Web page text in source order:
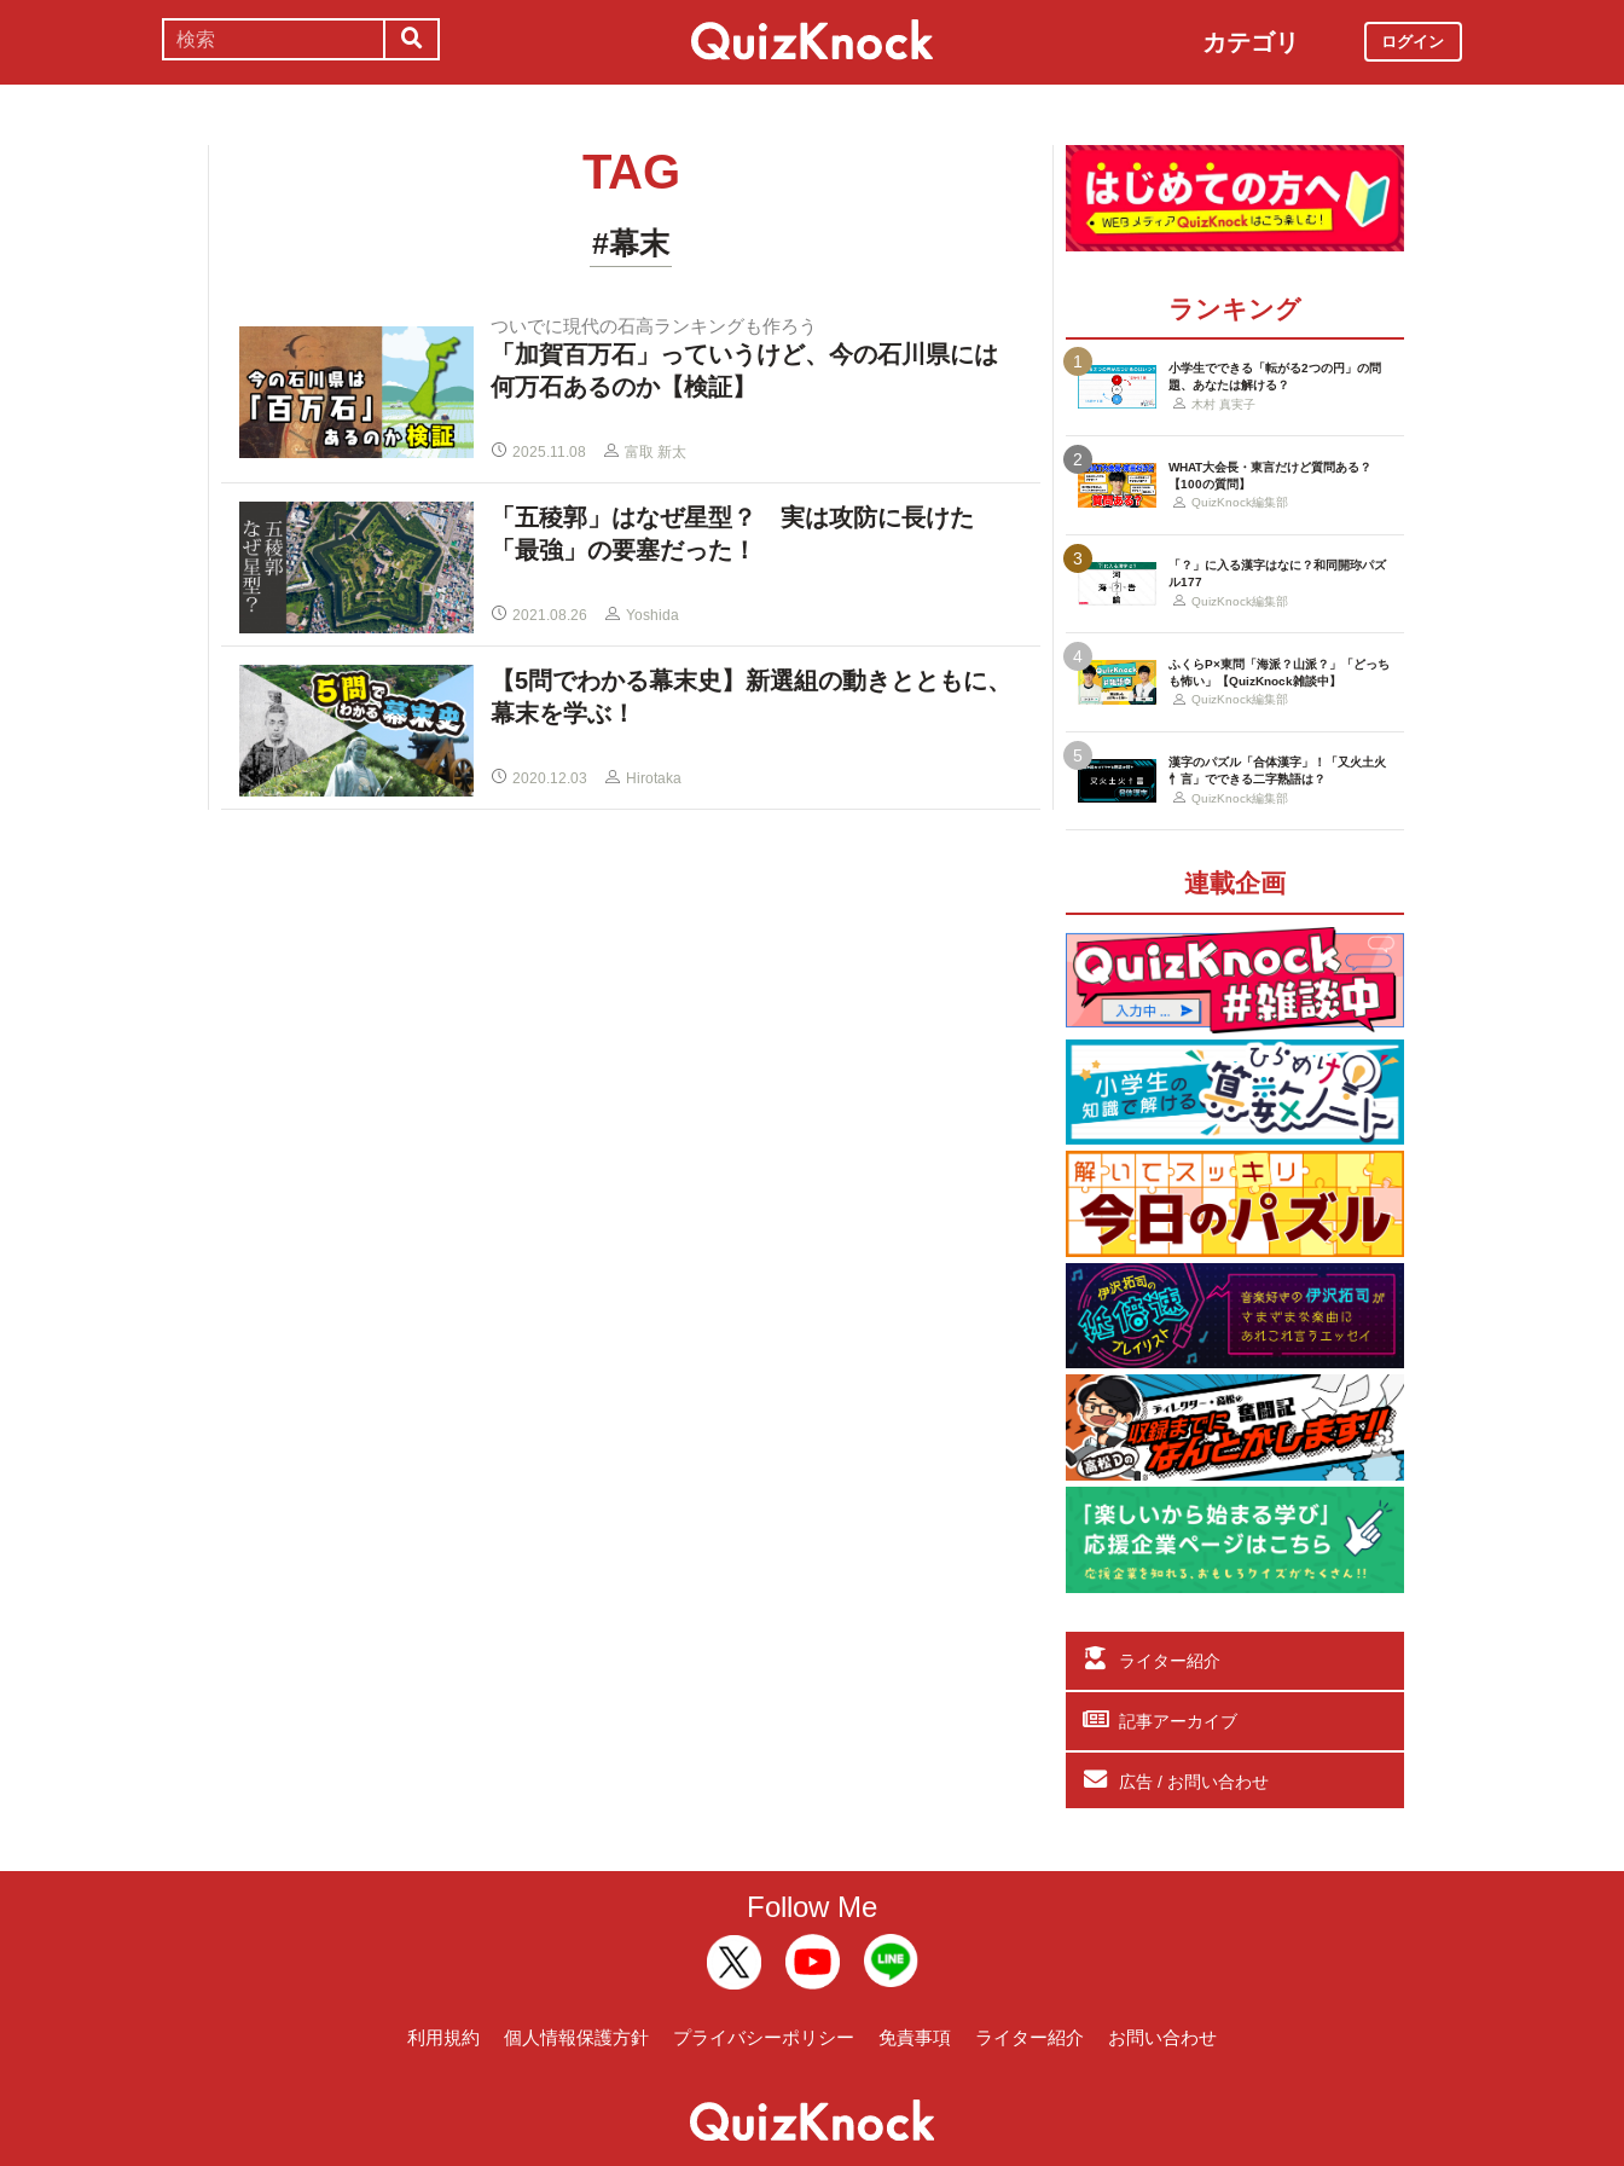
カテゴリ ログイン
TAG
#幕末
ついでに現代の石高ランキングも作ろう
「加賀百万石」っていうけど、今の石川県には
何万石あるのか【検証】
2025.11.08 富取 新太
「五稜郭」はなぜ星型？ 実は攻防に長けた
「最強」の要塞だった！
2021.08.26 Yoshida
【5問でわかる幕末史】新選組の動きとともに、
幕末を学ぶ！
2020.12.03 Hirotaka
ランキング
1
小学生でできる「転がる2つの円」の問
題、あなたは解ける？
木村 真実子
2
WHAT大会長・東言だけど質問ある？
【100の質問】
QuizKnock編集部
3
「？」に入る漢字はなに？和同開珎パズ
ル177
QuizKnock編集部
4
ふくらP×東問「海派？山派？」「どっち
も怖い」【QuizKnock雑談中】
QuizKnock編集部
5
漢字のパズル「合体漢字」！「又火土火
忄言」でできる二字熟語は？
QuizKnock編集部
連載企画
ライター紹介
記事アーカイブ
広告 / お問い合わせ
Follow Me
利用規約 個人情報保護方針 プライバシーポリシー 免責事項 ライター紹介 お問い合わせ